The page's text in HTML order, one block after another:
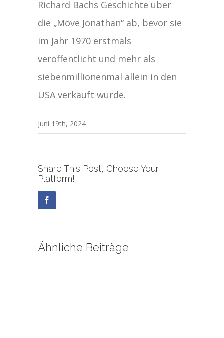
Richard Bachs Geschichte über
die „Möve Jonathan“ ab, bevor sie
im Jahr 1970 erstmals
veröffentlicht und mehr als
siebenmillionenmal allein in den
USA verkauft wurde.
Juni 19th, 2024
Share This Post, Choose Your
Platform!
Ähnliche Beiträge